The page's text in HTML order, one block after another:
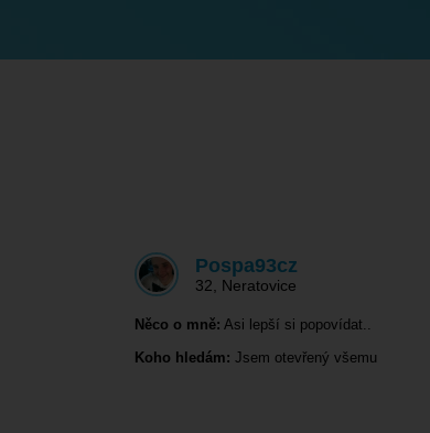
Pospa93cz
32 Neratovice
Něco o mně: Asi lepší si popovídat..
Koho hledám: Jsem otevřený všemu